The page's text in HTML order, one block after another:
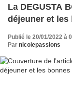
La DEGUSTA
déjeuner et
Publié le 20/01/2022 à
Par nicolepassions